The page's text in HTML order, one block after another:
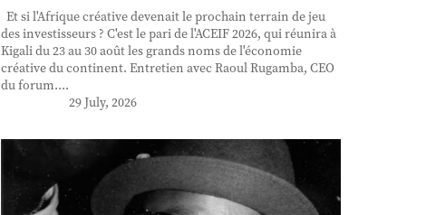
Et si l'Afrique créative devenait le prochain terrain de jeu
des investisseurs ? C'est le pari de l'ACEIF 2026, qui réunira à
Kigali du 23 au 30 août les grands noms de l'économie
créative du continent. Entretien avec Raoul Rugamba, CEO
du forum....
29 July, 2026